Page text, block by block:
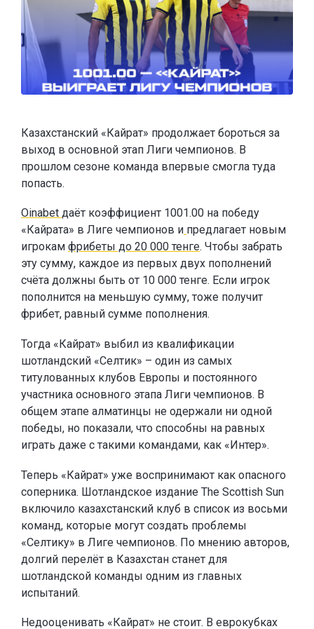
Казахстанский «Кайрат» продолжает бороться за
выход в основной этап Лиги чемпионов. В
прошлом сезоне команда впервые смогла туда
попасть.
Oinabet даёт коэффициент 1001.00 на победу
«Кайрата» в Лиге чемпионов и предлагает новым
игрокам фрибеты до 20 000 тенге. Чтобы забрать
эту сумму, каждое из первых двух пополнений
счёта должны быть от 10 000 тенге. Если игрок
пополнится на меньшую сумму, тоже получит
фрибет, равный сумме пополнения.
Тогда «Кайрат» выбил из квалификации
шотландский «Селтик» – один из самых
титулованных клубов Европы и постоянного
участника основного этапа Лиги чемпионов. В
общем этапе алматинцы не одержали ни одной
победы, но показали, что способны на равных
играть даже с такими командами, как «Интер».
Теперь «Кайрат» уже воспринимают как опасного
соперника. Шотландское издание The Scottish Sun
включило казахстанский клуб в список из восьми
команд, которые могут создать проблемы
«Селтику» в Лиге чемпионов. По мнению авторов,
долгий перелёт в Казахстан станет для
шотландской команды одним из главных
испытаний.
Недооценивать «Кайрат» не стоит. В еврокубках